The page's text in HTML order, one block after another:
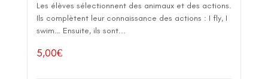
Les élèves sélectionnent des animaux et des actions.
Ils complètent leur connaissance des actions : I fly, I
swim… Ensuite, ils sont...
5,00€